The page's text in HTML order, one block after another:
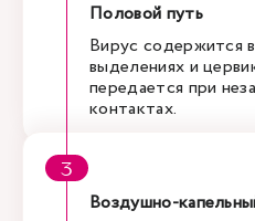
Половой путь
Вирус содержится
выделениях и
передается при
контактах.
Воздушно-